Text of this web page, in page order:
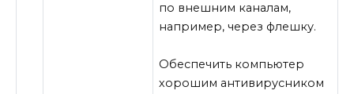
по внешним каналам,
например, через флешку.
Обеспечить компьютер
хорошим антивирусником